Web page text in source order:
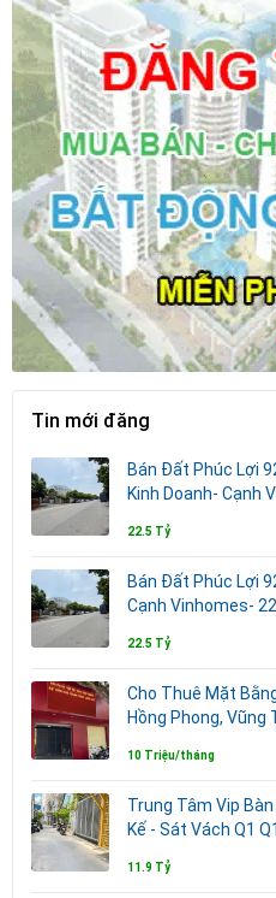
Tin mới đăng
Bán Đất Phúc Lợi
Kinh Doanh- Cạnh
22.5 Tỷ
Bán Đất Phúc Lợi
Cạnh Vinhomes-
22.5 Tỷ
Cho Thuê Mặt
Hồng Phong, Vũng
10 Triệu/tháng
Trung Tâm Vip
Kế - Sát Vách Q1
11.9 Tỷ